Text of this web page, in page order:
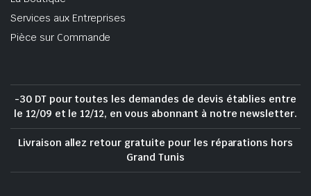
Services aux Entreprises
Pièce sur Commande
-30 DT pour toutes les demandes de devis établies entre
le 12/09 et le 12/12, en vous abonnant à notre newsletter.
Livraison allez retour gratuite pour les réparations hors
Grand Tunis